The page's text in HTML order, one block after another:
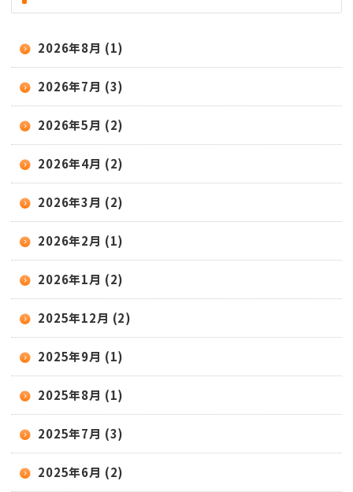
2026年8月 (1)
2026年7月 (3)
2026年5月 (2)
2026年4月 (2)
2026年3月 (2)
2026年2月 (1)
2026年1月 (2)
2025年12月 (2)
2025年9月 (1)
2025年8月 (1)
2025年7月 (3)
2025年6月 (2)